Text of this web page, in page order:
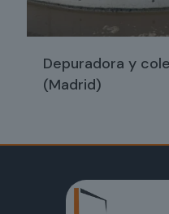
Depuradora y
(Madrid)